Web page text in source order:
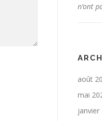
n’ont
août
mai
janvier